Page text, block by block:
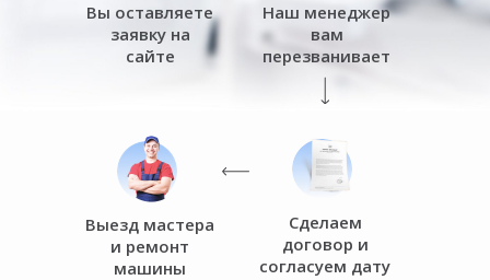
Выезд мастера
и ремонт
машины
Сделаем
договор и
согласуем дату
Наш менеджер
вам
перезванивает
Вы оставляете
заявку на
сайте